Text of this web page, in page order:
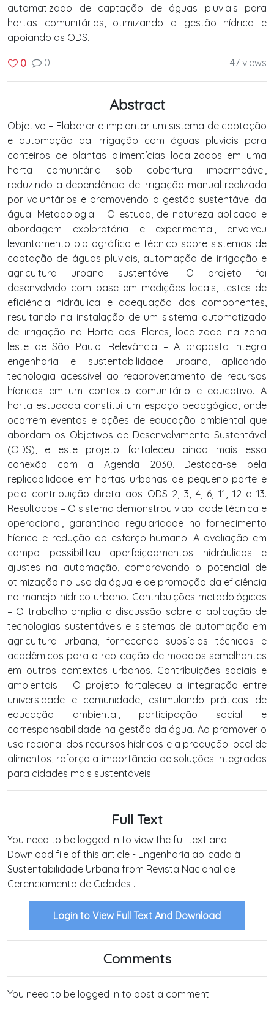
automatizado de captação de águas pluviais para
hortas comunitárias, otimizando a gestão hídrica e
apoiando os ODS.
0 0 47 views
Abstract
Objetivo – Elaborar e implantar um sistema de captação
e automação da irrigação com águas pluviais para
canteiros de plantas alimentícias localizados em uma
horta comunitária sob cobertura impermeável,
reduzindo a dependência de irrigação manual realizada
por voluntários e promovendo a gestão sustentável da
água. Metodologia – O estudo, de natureza aplicada e
abordagem exploratória e experimental, envolveu
levantamento bibliográfico e técnico sobre sistemas de
captação de águas pluviais, automação de irrigação e
agricultura urbana sustentável. O projeto foi
desenvolvido com base em medições locais, testes de
eficiência hidráulica e adequação dos componentes,
resultando na instalação de um sistema automatizado
de irrigação na Horta das Flores, localizada na zona
leste de São Paulo. Relevância – A proposta integra
engenharia e sustentabilidade urbana, aplicando
tecnologia acessível ao reaproveitamento de recursos
hídricos em um contexto comunitário e educativo. A
horta estudada constitui um espaço pedagógico, onde
ocorrem eventos e ações de educação ambiental que
abordam os Objetivos de Desenvolvimento Sustentável
(ODS), e este projeto fortaleceu ainda mais essa
conexão com a Agenda 2030. Destaca-se pela
replicabilidade em hortas urbanas de pequeno porte e
pela contribuição direta aos ODS 2, 3, 4, 6, 11, 12 e 13.
Resultados – O sistema demonstrou viabilidade técnica e
operacional, garantindo regularidade no fornecimento
hídrico e redução do esforço humano. A avaliação em
campo possibilitou aperfeiçoamentos hidráulicos e
ajustes na automação, comprovando o potencial de
otimização no uso da água e de promoção da eficiência
no manejo hídrico urbano. Contribuições metodológicas
– O trabalho amplia a discussão sobre a aplicação de
tecnologias sustentáveis e sistemas de automação em
agricultura urbana, fornecendo subsídios técnicos e
acadêmicos para a replicação de modelos semelhantes
em outros contextos urbanos. Contribuições sociais e
ambientais – O projeto fortaleceu a integração entre
universidade e comunidade, estimulando práticas de
educação ambiental, participação social e
corresponsabilidade na gestão da água. Ao promover o
uso racional dos recursos hídricos e a produção local de
alimentos, reforça a importância de soluções integradas
para cidades mais sustentáveis.
Full Text
You need to be logged in to view the full text and
Download file of this article - Engenharia aplicada à
Sustentabilidade Urbana from Revista Nacional de
Gerenciamento de Cidades .
Login to View Full Text And Download
Comments
You need to be logged in to post a comment.